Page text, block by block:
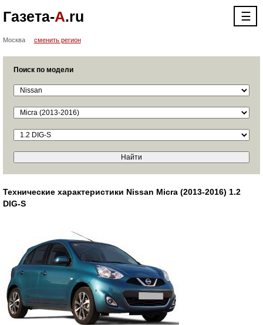
Газета-А.ru ☰
Москва сменить регион
Поиск по модели
Технические характеристики Nissan Micra (2013-2016) 1.2
DIG-S